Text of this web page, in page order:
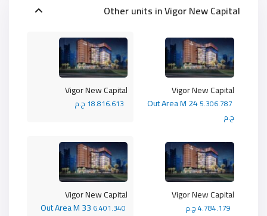
Other units inVigor New Capital
Vigor New Capital
Vigor New Capital
5.306.787
ج.م
Vigor New Capital
6.401.340
Vigor New Capital